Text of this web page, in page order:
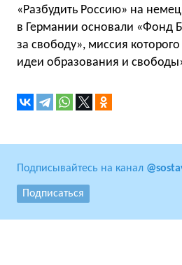
«Разбудить Россию» на
в Германии основали «Фонд
за свободу», миссия
идеи образования и
Подписывайтесь на канал
Подписаться